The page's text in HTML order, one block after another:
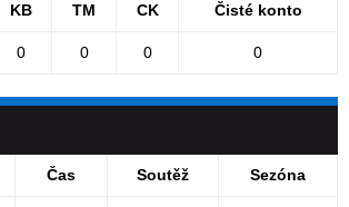
KB TM CK Čisté konto
0 0 0 0
Čas Soutěž Sezóna